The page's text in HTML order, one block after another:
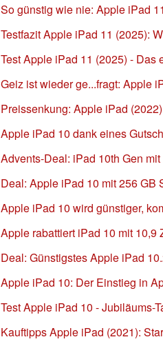
So günstig wie nie: Apple iPad
Testfazit Apple iPad 11 (2025):
Test Apple iPad 11 (2025) - Das
Geiz ist wieder ge...fragt: Apple
Preissenkung: Apple iPad
Apple iPad 10 dank eines
Advents-Deal: iPad 10th Gen
Deal: Apple iPad 10 mit 256 GB
Apple iPad 10 wird günstiger,
Apple rabattiert iPad 10 mit
Deal: Günstigstes Apple iPad
Apple iPad 10: Der Einstieg in
Test Apple iPad 10 - Jubiläums-
Kauftipps Apple iPad (2021):